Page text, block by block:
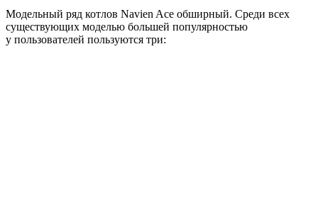
Модельный ряд котлов Navien Ace обширный. Среди всех
существующих моделью большей популярностью
у пользователей пользуются три: